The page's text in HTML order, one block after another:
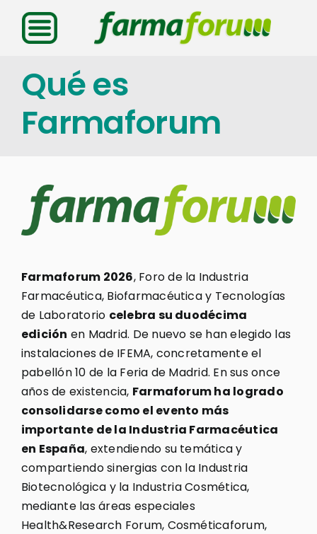
Saltar
contenido
Qué es
Farmaforum
Farmaforum 2026, Foro de la Industria
Farmacéutica, Biofarmacéutica y Tecnologías
de Laboratorio celebra su duodécima
edición en Madrid. De nuevo se han elegido las
instalaciones de IFEMA, concretamente el
pabellón 10 de la Feria de Madrid. En sus once
años de existencia, Farmaforum ha logrado
consolidarse como el evento más
importante de la Industria Farmacéutica
en España, extendiendo su temática y
compartiendo sinergias con la Industria
Biotecnológica y la Industria Cosmética,
mediante las áreas especiales
Health&Research Forum, Cosméticaforum,